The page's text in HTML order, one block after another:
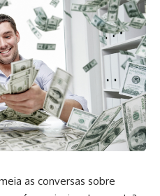
as conversas sobre